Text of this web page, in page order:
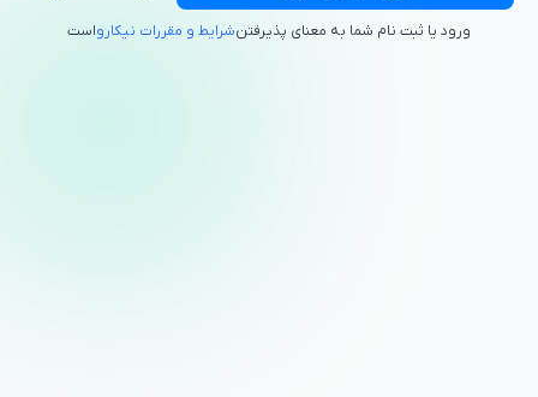
ورود یا ثبت نام شما به معنای پذیرفتنشرایط و مقررات نیکارواست